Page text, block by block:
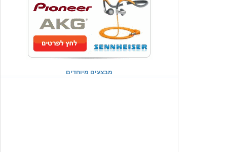
מבצעים מיוחדים